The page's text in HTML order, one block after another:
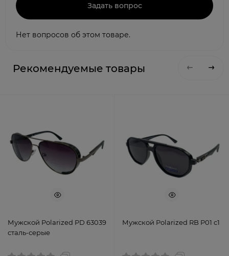
Задать вопрос
Нет вопросов об этом товаре.
Рекомендуемые товары
Мужской Polarized PD 63039
сталь-серые
Мужской Polarized RB P01 c1